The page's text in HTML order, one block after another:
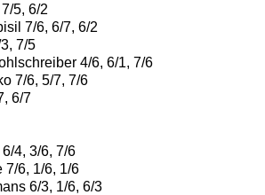
5, 6/2
7/6, 6/7, 6/2
7/5
4/6, 6/1, 7/6
7/6, 5/7, 7/6
6/7
4, 3/6, 7/6
7/6, 1/6, 1/6
6/3, 1/6, 6/3